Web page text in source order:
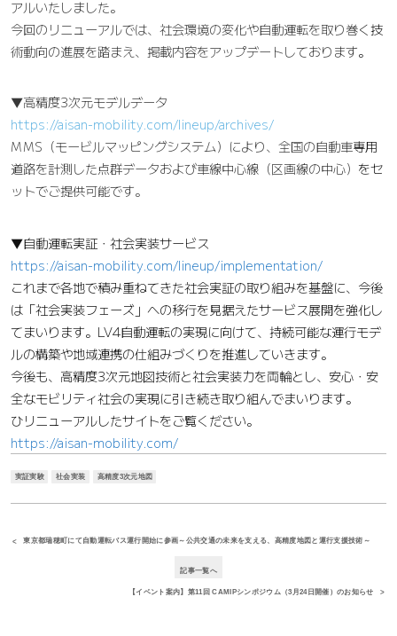
アルいたしました。
今回のリニューアルでは、社会環境の変化や自動運転を取り巻く技
術動向の進展を踏まえ、掲載内容をアップデートしております。
▼高精度3次元モデルデータ
https://aisan-mobility.com/lineup/archives/
MMS（モービルマッピングシステム）により、全国の自動車専用
道路を計測した点群データおよび車線中心線（区画線の中心）をセ
ットでご提供可能です。
▼自動運転実証・社会実装サービス
https://aisan-mobility.com/lineup/implementation/
これまで各地で積み重ねてきた社会実証の取り組みを基盤に、今後
は「社会実装フェーズ」への移行を見据えたサービス展開を強化し
てまいります。LV4自動運転の実現に向けて、持続可能な運行モデ
ルの構築や地域連携の仕組みづくりを推進していきます。
今後も、高精度3次元地図技術と社会実装力を両輪とし、安心・安
全なモビリティ社会の実現に引き続き取り組んでまいります。
ひリニューアルしたサイトをご覧ください。
https://aisan-mobility.com/
実証実験 社会実装 高精度3次元地図
東京都瑞穂町にて自動運転バス運行開始に参画～公共交通の未来を支える、高精度地図と運行支援技術～
記事一覧へ
【イベント案内】第11回 CAMIPシンポジウム（3月24日開催）のお知らせ